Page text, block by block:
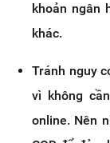
khoản ngân
khác.
Tránh nguy
vì không
online. Nên